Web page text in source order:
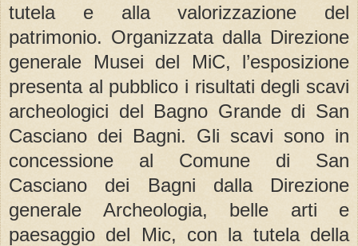
tutela e alla valorizzazione del
patrimonio. Organizzata dalla Direzione
generale Musei del MiC, l’esposizione
presenta al pubblico i risultati degli scavi
archeologici del Bagno Grande di San
Casciano dei Bagni. Gli scavi sono in
concessione al Comune di San
Casciano dei Bagni dalla Direzione
generale Archeologia, belle arti e
paesaggio del Mic, con la tutela della